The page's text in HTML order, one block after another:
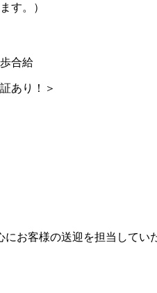
す。）
合給
あり！＞
お客様の送迎を担当してい